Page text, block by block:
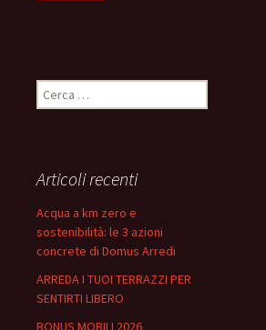
Ricerca
per:
Articoli recenti
Acqua a km zero e
sostenibilità: le 3 azioni
concrete di Domus Arredi
ARREDA I TUOI TERRAZZI PER
SENTIRTI LIBERO
BONUS MOBILI 2026